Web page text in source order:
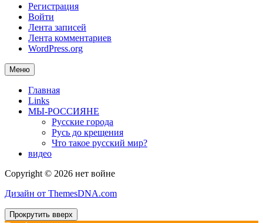
Регистрация
Войти
Лента записей
Лента комментариев
WordPress.org
Меню
Главная
Links
МЫ-РОССИЯНЕ
Русские города
Русь до крещения
Что такое русский мир?
видео
Copyright © 2026 нет войне
Дизайн от ThemesDNA.com
Прокрутить вверх